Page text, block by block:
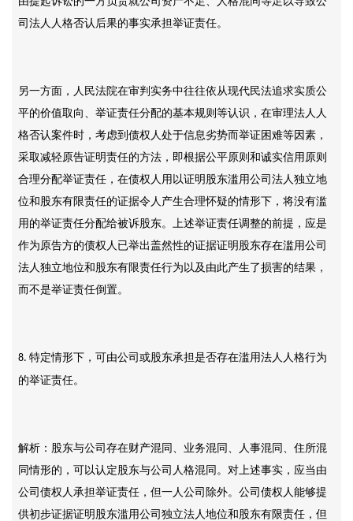
司法人人格否认后果的事实承担举证责任。
另一方面，人民法院在审判实务中往往依从现代民法追求实质公
平的价值取向、举证责任分配的基本规则等认识，在审理法人人
格否认案件时，考虑到债权人处于信息劣势而举证困难等因素，
采取减轻原告证明责任的方法，即根据公平原则和诚实信用原则
合理分配举证责任，在债权人用以证明股东滥用公司法人独立地
位和股东有限责任的证据令人产生合理怀疑的情形下，将没有滥
用的举证责任分配给被诉股东。上述举证责任调整的前提，应是
作为原告方的债权人已举出盖然性的证据证明股东存在滥用公司
法人独立地位和股东有限责任行为以及由此产生了损害的结果，
而不是举证责任倒置。
8.特定情形下，可由公司或股东承担是否存在滥用法人人格行为
的举证责任。
解析：股东与公司存在财产混同、业务混同、人事混同、住所混
同情形的，可以认定股东与公司人格混同。对上述事实，应当由
公司债权人承担举证责任，但一人公司除外。公司债权人能够提
供初步证据证明股东滥用公司独立法人地位和股东有限责任，但